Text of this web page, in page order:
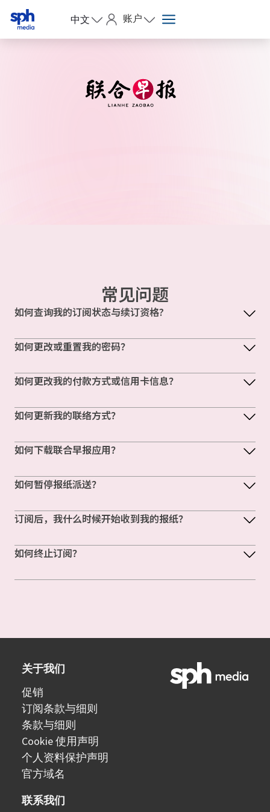
中文 账户
常见问题
如何查询我的订阅状态与续订资格?
如何更改或重置我的密码？
如何更改我的付款方式或信用卡信息？
如何更新我的联络方式？
如何下载联合早报应用？
如何暂停报纸派送？
订阅后，我什么时候开始收到我的报纸？
如何终止订阅？
关于我们
促销
订阅条款与细则
条款与细则
Cookie 使用声明
个人资料保护声明
官方域名
联系我们